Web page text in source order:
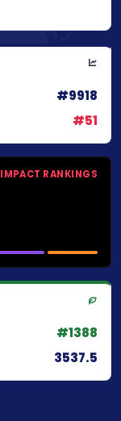
#9918
#51
IMPACT RANKINGS
#1388
3537.5